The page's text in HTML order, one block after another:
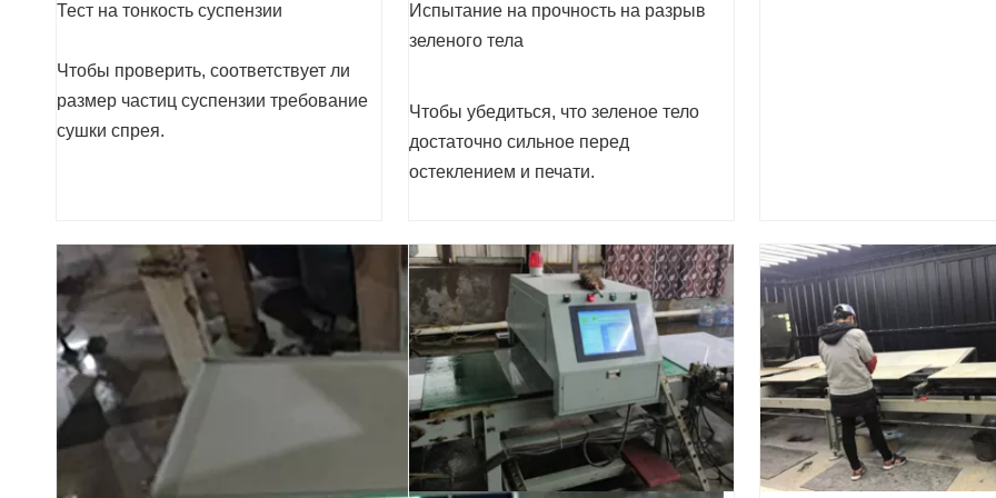
Тест на тонкость суспензии
Чтобы проверить, соответствует ли
размер частиц суспензии требование
сушки спрея.
Испытание на прочность на разрыв
зеленого тела
Чтобы убедиться, что зеленое тело
достаточно сильное перед
остеклением и печати.